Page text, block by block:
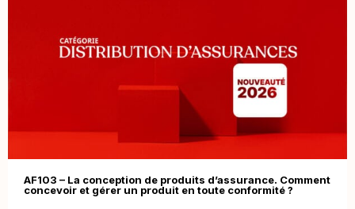
AF103 – La conception de produits d’assurance. Comment
concevoir et gérer un produit en toute conformité ?